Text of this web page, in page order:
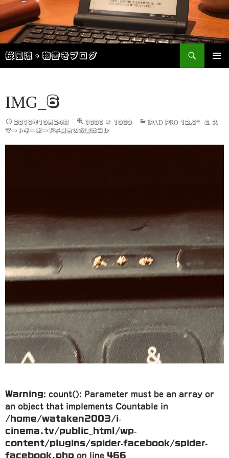
桜風涼・物書きブログ
検
索
ン
ツ
へ
ス
IMG_6
2019年10月24日 1080 × 1080
IPAD PRO 12.9″ & ス
マートキーボード不具合の改善はコレ
Warning: count(): Parameter must be an array or
an object that implements Countable in
/home/wataken2003/i-
cinema.tv/public_html/wp-
content/plugins/spider-facebook/spider-
facebook.php on line 466